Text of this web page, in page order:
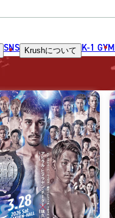
SNS Krushについて K-1 GYM